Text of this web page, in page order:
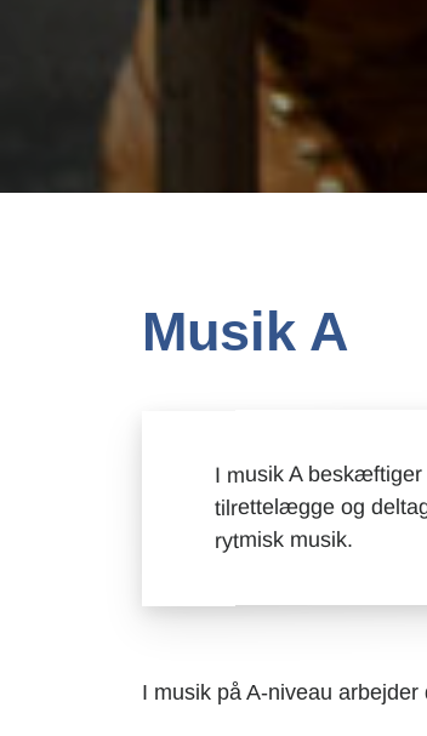
Musik A
I musik A
tilrettelægge og
rytmisk musik.
I musik på A-niveau